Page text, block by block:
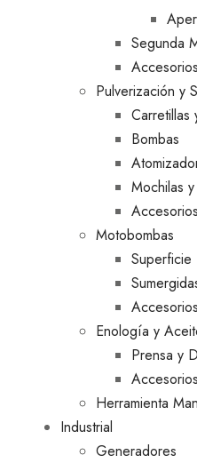
Segunda
Accesorios
Pulverización y
Carretillas
Bombas
Mochilas
Accesorios
Motobombas
Superficie
Accesorios
Enología y
Prensa y
Accesorios
Herramienta
Industrial
Generadores